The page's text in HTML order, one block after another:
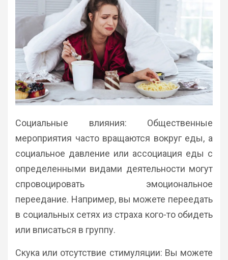
Социальные влияния: Общественные
мероприятия часто вращаются вокруг еды, а
социальное давление или ассоциация еды с
определенными видами деятельности могут
спровоцировать эмоциональное
переедание. Например, вы можете переедать
в социальных сетях из страха кого-то обидеть
или вписаться в группу.
Скука или отсутствие стимуляции: Вы можете